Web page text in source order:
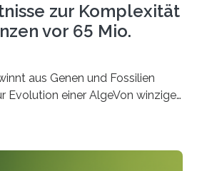
zur Komplexität
vor 65 Mio.
aus Genen und Fossilien
Evolution einer AlgeVon winzigen
den komplexesten